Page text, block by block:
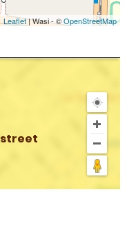
Leaflet| Wasi - ©OpenStreetMap
street